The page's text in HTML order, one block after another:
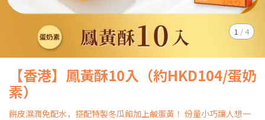
1 / 4
【香港】鳳黃酥10入（約HKD104/蛋奶
素）
餅皮濕潤免配水，搭配特製冬瓜餡加上鹹蛋黃！ 份量小巧讓人想一